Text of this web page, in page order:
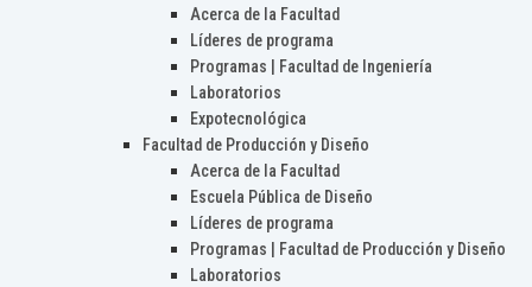
Acerca de la Facultad
Líderes de programa
Programas | Facultad de Ingeniería
Laboratorios
Expotecnológica
Facultad de Producción y Diseño
Acerca de la Facultad
Escuela Pública de Diseño
Líderes de programa
Programas | Facultad de Producción y Diseño
Laboratorios